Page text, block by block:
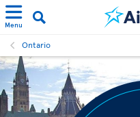
Menu
Ontario